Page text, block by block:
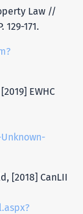
Law //
171.
EWHC
[2018] CanLII